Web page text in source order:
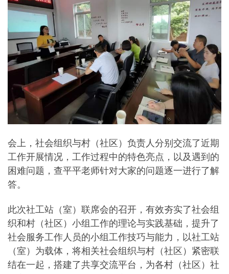
会上，社会组织与村（社区）负责人分别交流了近期
工作开展情况，工作过程中的特色亮点，以及遇到的
困难问题，查平平老师针对大家的问题逐一进行了解
答。
此次社工站（室）联席会的召开，有效夯实了社会组
织和村（社区）小组工作的理论与实践基础，提升了
社会服务工作人员的小组工作技巧与能力，以社工站
（室）为载体，将相关社会组织与村（社区）紧密联
结在一起，搭建了共享交流平台，为各村（社区）社